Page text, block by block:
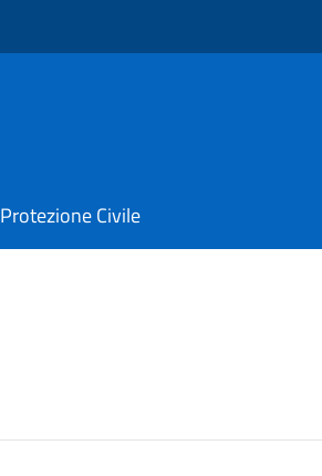
Protezione Civile